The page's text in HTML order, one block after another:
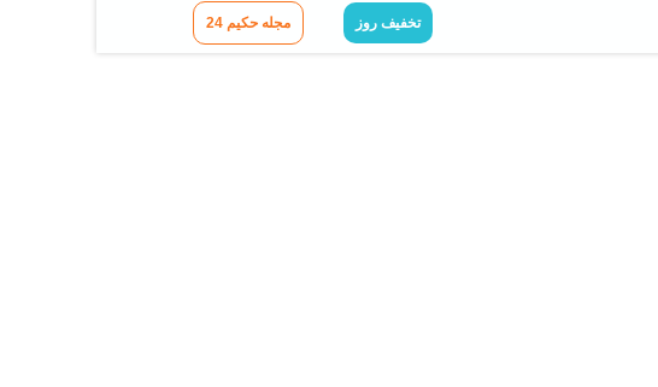
تخفیف روز مجله حکیم 24